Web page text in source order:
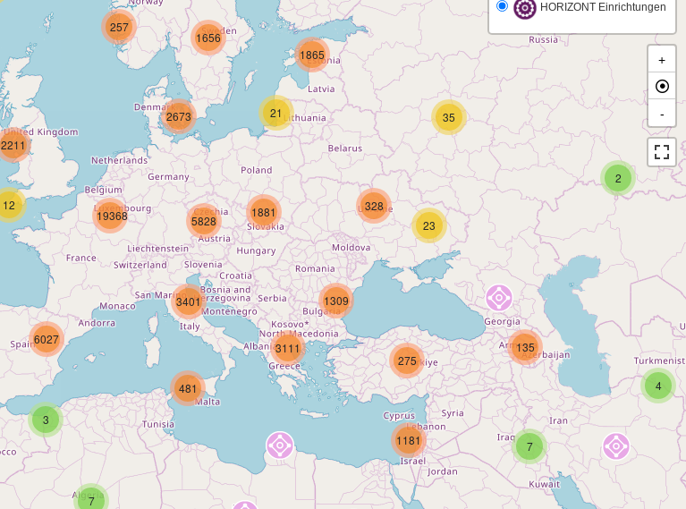
2
4
135
7
23
35
328
7
275
1181
1309
3111
12
2211
21
257
1656
1865
1881
3401
2673
5828
3
481
19368
6027
HORIZONT Einrichtungen
+
-